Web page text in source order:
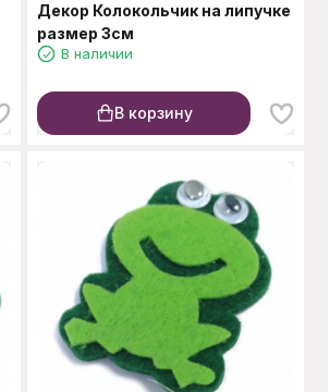
Декор Колокольчик на липучке
размер 3см
В наличии
В корзину